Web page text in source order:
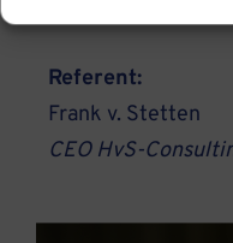
Referent:
Frank v. Stetten
CEO HvS-